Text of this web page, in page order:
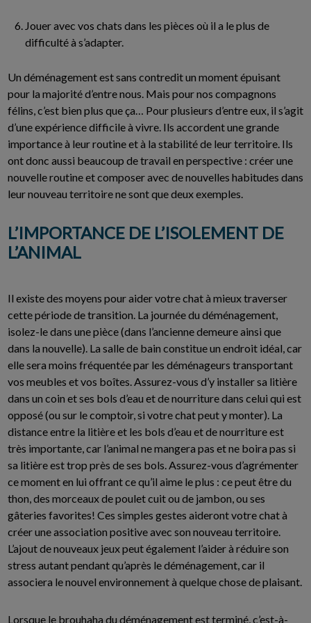
Jouer avec vos chats dans les pièces où il a le plus de
difficulté à s’adapter.
Un déménagement est sans contredit un moment épuisant
pour la majorité d’entre nous. Mais pour nos compagnons
félins, c’est bien plus que ça… Pour plusieurs d’entre eux, il s’agit
d’une expérience difficile à vivre. Ils accordent une grande
importance à leur routine et à la stabilité de leur territoire. Ils
ont donc aussi beaucoup de travail en perspective : créer une
nouvelle routine et composer avec de nouvelles habitudes dans
leur nouveau territoire ne sont que deux exemples.
L’IMPORTANCE DE L’ISOLEMENT DE
L’ANIMAL
Il existe des moyens pour aider votre chat à mieux traverser
cette période de transition. La journée du déménagement,
isolez-le dans une pièce (dans l’ancienne demeure ainsi que
dans la nouvelle). La salle de bain constitue un endroit idéal, car
elle sera moins fréquentée par les déménageurs transportant
vos meubles et vos boîtes. Assurez-vous d’y installer sa litière
dans un coin et ses bols d’eau et de nourriture dans celui qui est
opposé (ou sur le comptoir, si votre chat peut y monter). La
distance entre la litière et les bols d’eau et de nourriture est
très importante, car l’animal ne mangera pas et ne boira pas si
sa litière est trop près de ses bols. Assurez-vous d’agrémenter
ce moment en lui offrant ce qu’il aime le plus : ce peut être du
thon, des morceaux de poulet cuit ou de jambon, ou ses
gâteries favorites! Ces simples gestes aideront votre chat à
créer une association positive avec son nouveau territoire.
L’ajout de nouveaux jeux peut également l’aider à réduire son
stress autant pendant qu’après le déménagement, car il
associera le nouvel environnement à quelque chose de plaisant.
Lorsque le brouhaha du déménagement est terminé, c’est-à-